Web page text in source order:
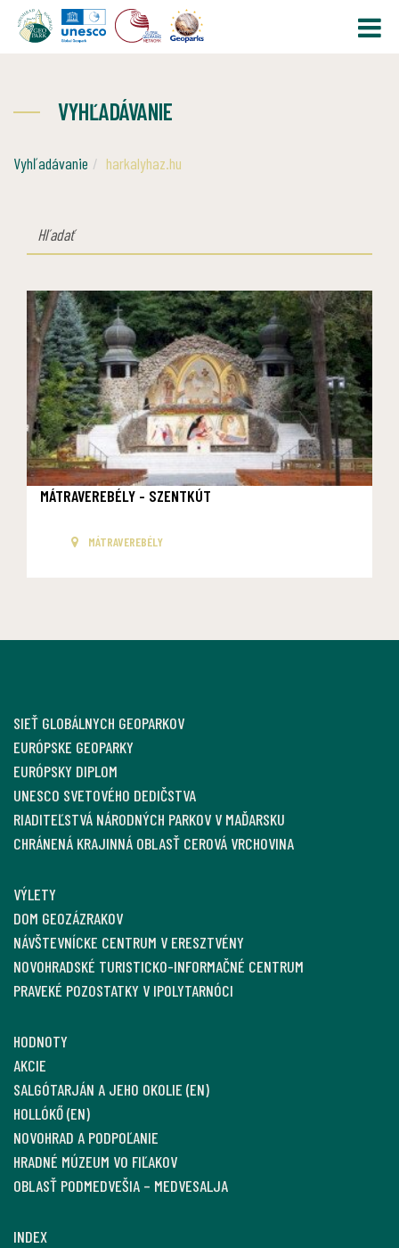
VYHĽADÁVANIE
Vyhľadávanie harkalyhaz.hu
HĽADAŤ
MÁTRAVEREBÉLY - SZENTKÚT
MÁTRAVEREBÉLY
SIEŤ GLOBÁLNYCH GEOPARKOV
EURÓPSKE GEOPARKY
EURÓPSKY DIPLOM
UNESCO SVETOVÉHO DEDIČSTVA
RIADITEĽSTVÁ NÁRODNÝCH PARKOV V MAĎARSKU
CHRÁNENÁ KRAJINNÁ OBLASŤ CEROVÁ VRCHOVINA
VÝLETY
DOM GEOZÁZRAKOV
NÁVŠTEVNÍCKE CENTRUM V ERESZTVÉNY
NOVOHRADSKÉ TURISTICKO-INFORMAČNÉ CENTRUM
PRAVEKÉ POZOSTATKY V IPOLYTARNÓCI
HODNOTY
AKCIE
SALGÓTARJÁN A JEHO OKOLIE (EN)
HOLLÓKŐ (EN)
NOVOHRAD A PODPOĽANIE
HRADNÉ MÚZEUM VO FIĽAKOV
OBLASŤ PODMEDVEŠIA – MEDVESALJA
INDEX